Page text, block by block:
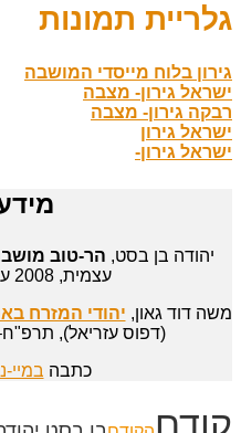
גלריית תמונות
גירון בלוח מייסדי המושבה
ישראל גירון- מצבה
רבקה גירון- מצבה
ישראל גירון
ישראל גירון-
יהודה בן בסט, הר-טוב
עצמית, 2008 עמ' 44-43, עמ' 80
משה דוד גאון, יהודי המזרח
(דפוס עזריאל),
כתבה במיי-
קודם